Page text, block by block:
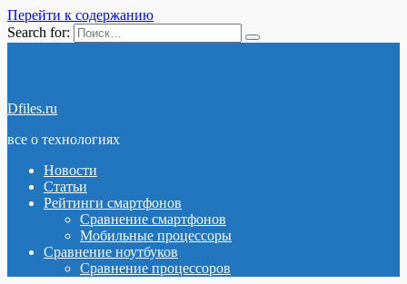
Перейти к содержанию
Search for:
Dfiles.ru
все о технологиях
Новости
Статьи
Рейтинги смартфонов
Сравнение смартфонов
Мобильные процессоры
Сравнение ноутбуков
Сравнение процессоров